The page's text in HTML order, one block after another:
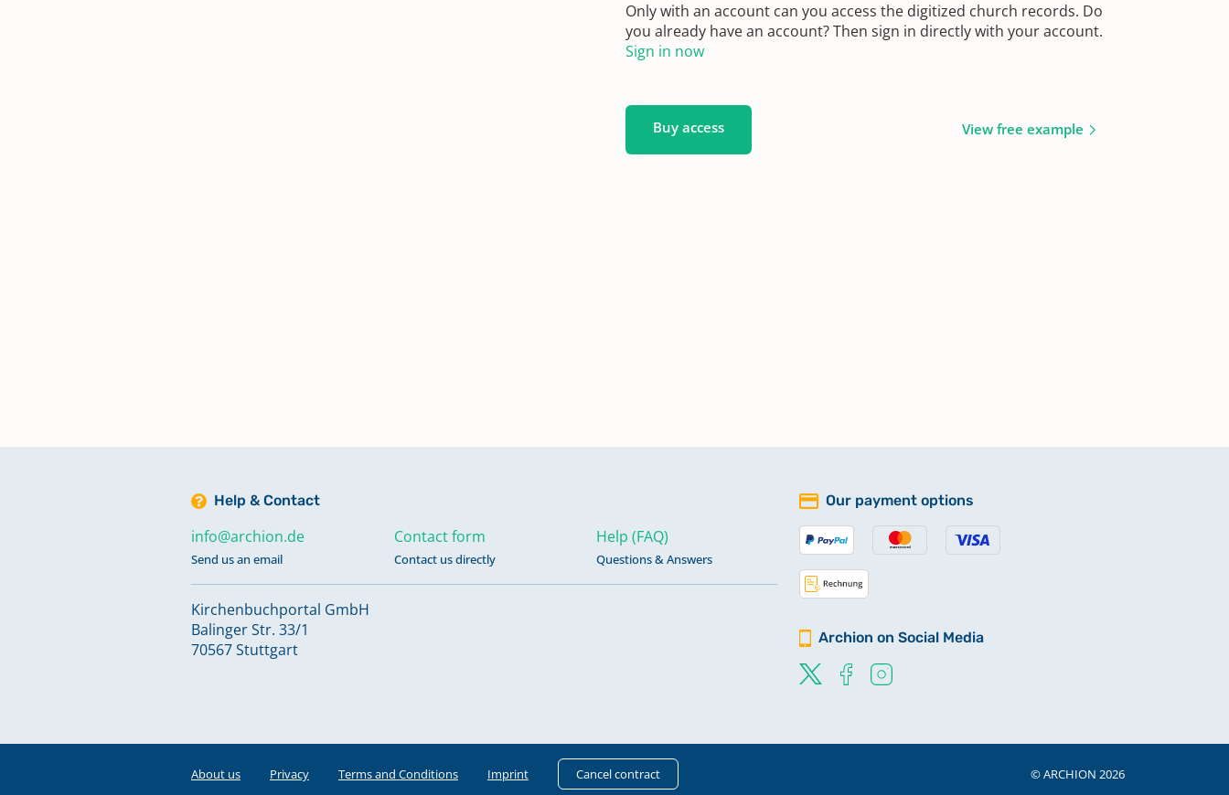
Keine verfügbaren Digitalisate
Kommunikanten 1904 - 1906
Keine verfügbaren Digitalisate
Kommunikanten 1907 - 1918
Keine verfügbaren Digitalisate
Keine verfügbaren Digitalisate
Only with an account can you access the digitized church records. Do
you already have an account? Then sign in directly with your account.
Sign in now
Buy access View free example
Help & Contact
info@archion.de
Send us an email
Contact form
Contact us directly
Help (FAQ)
Questions & Answers
Kirchenbuchportal GmbH
Balinger Str. 33/1
70567 Stuttgart
Our payment options
Archion on Social Media
About us Privacy Terms and Conditions Imprint Cancel contract © ARCHION 2026